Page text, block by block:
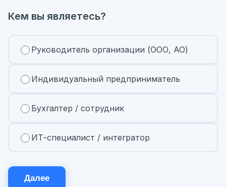
Кем вы являетесь?
Руководитель организации (ООО, АО)
Индивидуальный предприниматель
Бухгалтер / сотрудник
ИТ-специалист / интегратор
Далее